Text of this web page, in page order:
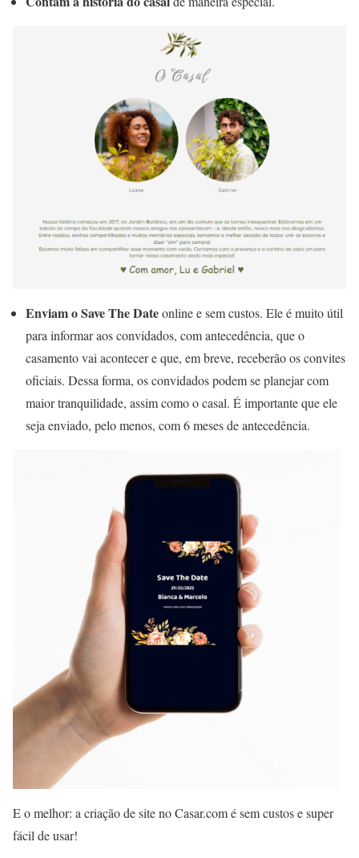
Enviam o Save The Dateonline e sem custos. Ele é muito útil
para informar aos convidados, com antecedência, que o
casamento vai acontecer e que, em breve, receberão os convites
oficiais. Dessa forma, os convidados podem se planejar com
maior tranquilidade, assim como o casal. É importante que ele
seja enviado, pelo menos, com 6 meses de antecedência.
E o melhor: a criação de site no Casar.com é sem custos e super
fácil de usar!